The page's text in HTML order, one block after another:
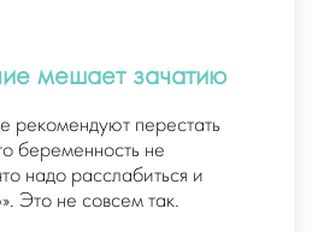
мешает зачатию
рекомендуют перестать
беременность не
надо расслабиться и
Это не совсем так.